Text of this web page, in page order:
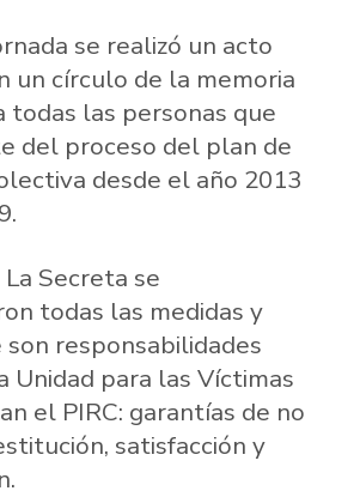
se realizó un acto
un círculo de la memoria
todas las personas que
del proceso del plan de
desde el año 2013
Secreta se
todas las medidas y
son responsabilidades
Unidad para las Víctimas
el PIRC: garantías de no
satisfacción y